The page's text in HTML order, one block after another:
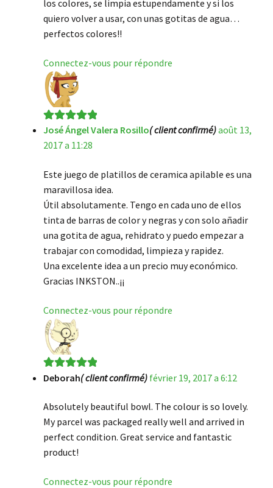
los colores, se limpia estupendamente y si los
quiero volver a usar, con unas gotitas de agua…
perfectos colores!!
Connectez-vous pour répondre
Note 5sur 5
José Ángel Valera Rosillo( client confirmé)août 13,
2017 a 11:28
Este juego de platillos de ceramica apilable es una
maravillosa idea.
Útil absolutamente. Tengo en cada uno de ellos
tinta de barras de color y negras y con solo añadir
una gotita de agua, rehidrato y puedo empezar a
trabajar con comodidad, limpieza y rapidez.
Una excelente idea a un precio muy económico.
Gracias INKSTON..¡¡
Connectez-vous pour répondre
Note5sur 5
Deborah( client confirmé) février 19, 2017 a 6:12
Absolutely beautiful bowl. The colour is so lovely.
My parcel was packaged really well and arrived in
perfect condition. Great service and fantastic
product!
Connectez-vous pour répondre